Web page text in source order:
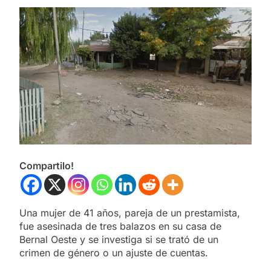
Compartilo!
Una mujer de 41 años, pareja de un prestamista,
fue asesinada de tres balazos en su casa de
Bernal Oeste y se investiga si se trató de un
crimen de género o un ajuste de cuentas.